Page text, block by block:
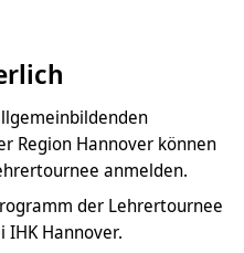
Region Hannover können
anmelden.
der Lehrertournee
IHK Hannover.